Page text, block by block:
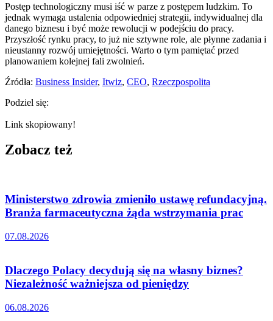
Postęp technologiczny musi iść w parze z postępem ludzkim. To
jednak wymaga ustalenia odpowiedniej strategii, indywidualnej dla
danego biznesu i być może rewolucji w podejściu do pracy.
Przyszłość rynku pracy, to już nie sztywne role, ale płynne zadania i
nieustanny rozwój umiejętności. Warto o tym pamiętać przed
planowaniem kolejnej fali zwolnień.
Źródła: Business Insider, Itwiz, CEO, Rzeczpospolita
Podziel się:
Link skopiowany!
Zobacz też
Ministerstwo zdrowia zmieniło ustawę refundacyjną.
Branża farmaceutyczna żąda wstrzymania prac
07.08.2026
Dlaczego Polacy decydują się na własny biznes?
Niezależność ważniejsza od pieniędzy
06.08.2026